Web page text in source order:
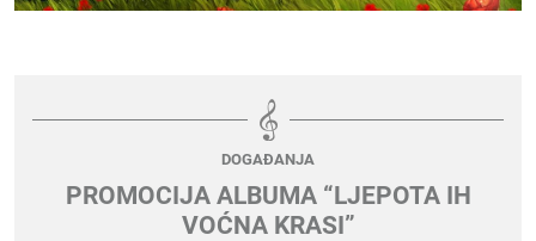
DOGAĐANJA
PROMOCIJA ALBUMA “LJEPOTA IH
VOĆNA KRASI”